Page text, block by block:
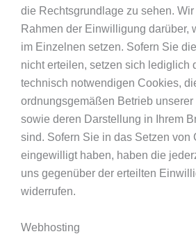
die Rechtsgrundlage zu sehen.
Rahmen der Einwilligung darüber,
im Einzelnen setzen. Sofern Sie
nicht erteilen, setzen sich lediglich
technisch notwendigen Cookies,
ordnungsgemäßen Betrieb unserer
sowie deren Darstellung in Ihrem
sind. Sofern Sie in das Setzen von
eingewilligt haben, haben die
uns gegenüber der erteilten
widerrufen.
Webhosting